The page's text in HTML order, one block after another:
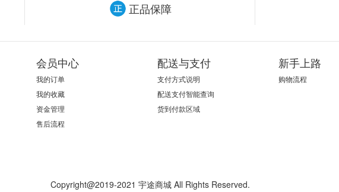
正品保障
会员中心
我的订单
我的收藏
资金管理
售后流程
配送与支付
支付方式说明
配送支付智能查询
货到付款区域
新手上路
购物流程
Copyright@2019-2021 宇途商城 All Rights Reserved.